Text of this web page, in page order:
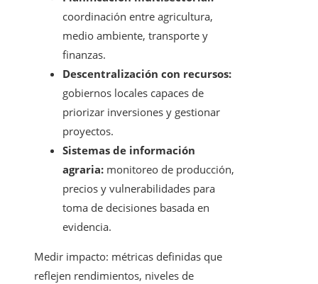
coordinación entre agricultura,
medio ambiente, transporte y
finanzas.
Descentralización con recursos:
gobiernos locales capaces de
priorizar inversiones y gestionar
proyectos.
Sistemas de información
agraria: monitoreo de producción,
precios y vulnerabilidades para
toma de decisiones basada en
evidencia.
Medir impacto: métricas definidas que
reflejen rendimientos, niveles de